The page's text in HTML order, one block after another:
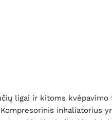
ligai ir kitoms
inhaliatorius